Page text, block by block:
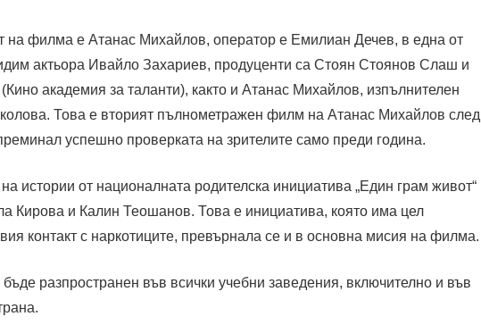
на филма е Атанас Михайлов, оператор е Емилиан Дечев, в една от
актьора Ивайло Захариев, продуценти са Стоян Стоянов Слаш и
академия за таланти), както и Атанас Михайлов, изпълнителен
Това е вторият пълнометражен филм на Атанас Михайлов след
успешно проверката на зрителите само преди година.
истории от националната родителска инициатива „Един грам живот“
Кирова и Калин Теошанов. Това е инициатива, която има цел
контакт с наркотиците, превърнала се и в основна мисия на филма.
разпространен във всички учебни заведения, включително и във